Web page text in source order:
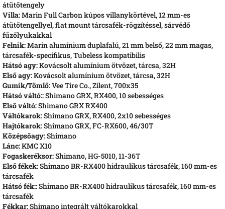
átütőtengely
Villa:Marin Full Carbon kúpos villanykörtével, 12 mm-es
átütőtengellyel, flat mount tárcsafék-rögzítéssel, sárvédő
fűzőlyukakkal
Felnik:Marin alumínium duplafalú, 21 mm belső, 22 mm magas,
tárcsafék-specifikus, Tubeless kompatibilis
Hátsó agy:Kovácsolt alumínium ötvözet, tárcsa, 32H
Első agy:Kovácsolt alumínium ötvözet, tárcsa, 32H
Gumik/Tömlő:Vee Tire Co., Zilent, 700x35
Hátsó váltó::Shimano GRX, RX400, 10 sebességes
Első váltó:Shimano GRX RX400
Váltókarok:Shimano GRX, RX400, 2x10 sebességes
Hajtókarok:Shimano GRX, FC-RX600, 46/30T
Középsőagy:Shimano
Lánc:KMC X10
Fogaskeréksor:Shimano, HG-5010, 11-36T
Első fékek:Shimano BR-RX400 hidraulikus tárcsafék, 160 mm-es
tárcsafék
Hátsó fék::Shimano BR-RX400 hidraulikus tárcsafék, 160 mm-es
tárcsafék
Fékkar:Shimano integrált váltókarokkal